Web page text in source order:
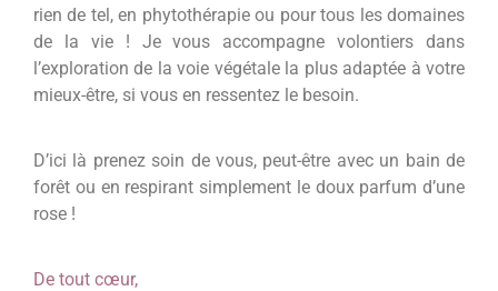
rien de tel, en phytothérapie ou pour tous les domaines
de la vie ! Je vous accompagne volontiers dans
l’exploration de la voie végétale la plus adaptée à votre
mieux-être, si vous en ressentez le besoin.
D’ici là prenez soin de vous, peut-être avec un bain de
forêt ou en respirant simplement le doux parfum d’une
rose !
De tout cœur,